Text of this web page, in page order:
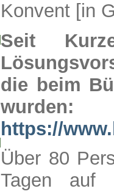
Konvent [in
Seit
die beim
wurden:
https://
Über 80
Tagen auf